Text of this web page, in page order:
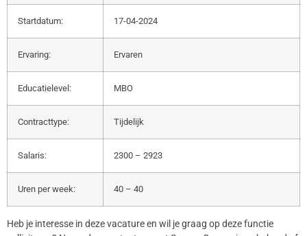
Startdatum: 17-04-2024
Ervaring: Ervaren
Educatielevel: MBO
Contracttype: Tijdelijk
Salaris: 2300 – 2923
Uren per week: 40 – 40
Heb je interesse in deze vacature en wil je graag op deze functie